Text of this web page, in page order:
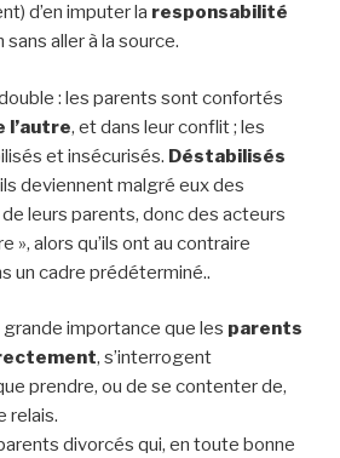
d’en imputer la responsabilité
aller à la source.
: les parents sont confortés
l’autre, et dans leur conflit ; les
et insécurisés. Déstabilisés
deviennent malgré eux des
de leurs parents, donc des acteurs
», alors qu’ils ont au contraire
un cadre prédéterminé..
importance que les parents
, s’interrogent
prendre, ou de se contenter de,
relais.
divorcés qui, en toute bonne